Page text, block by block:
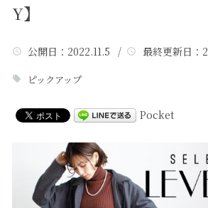
Y】
公開日 ：2022.11.5 / 最終更新日
ピックアップ
Pocket